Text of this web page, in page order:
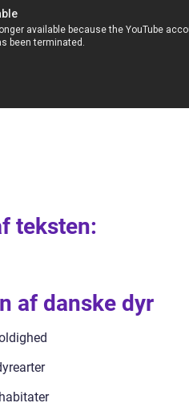
teksten:
af danske dyr